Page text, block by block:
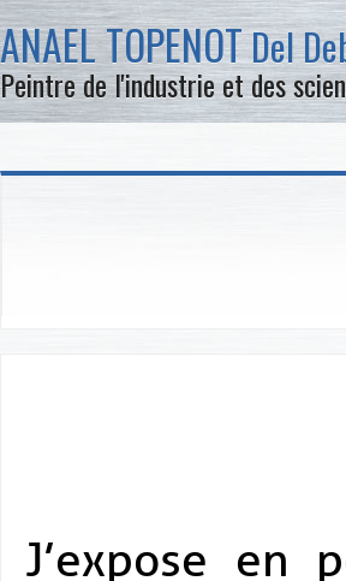
ANAEL TOPENOTDel
Peintre de l'industrie et des
J’expose en